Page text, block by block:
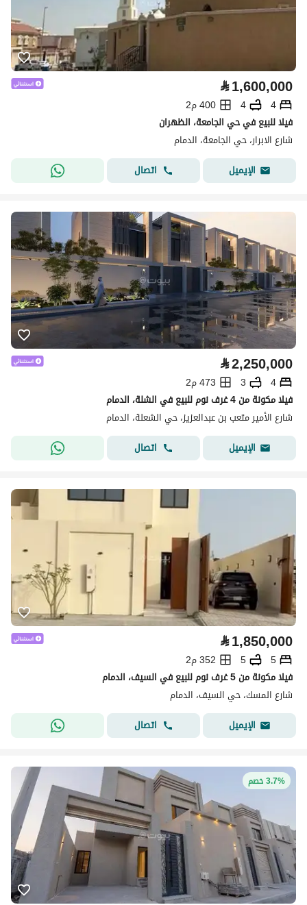
⃁1,600,000
4
4
400 م2
فيلا للبيع في حي الجامعة، الظهران
شارع الابرار، حي الجامعة، الدمام
الإيميل
اتصال
⃁2,250,000
4
3
473 م2
فيلا مكونة من 4 غرف نوم للبيع في الشلة، الدمام
شارع الأمير متعب بن عبدالعزيز، حي الشعلة، الدمام
الإيميل
اتصال
⃁1,850,000
5
5
352 م2
فيلا مكونة من 5 غرف نوم للبيع في السيف، الدمام
شارع المسك، حي السيف، الدمام
الإيميل
اتصال
3.7% خصم